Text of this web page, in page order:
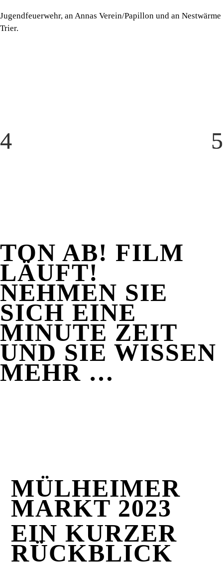
Jugendfeuerwehr, an Annas Verein/Papillon und an Nestwärme
Trier.
TON AB! FILM
LÄUFT!
NEHMEN SIE
SICH EINE
MINUTE ZEIT
UND SIE WISSEN
MEHR …
MÜLHEIMER
MARKT 2023
EIN KURZER
RÜCKBLICK